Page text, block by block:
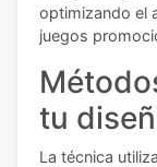
optimizando el
juegos
tu
La técnica